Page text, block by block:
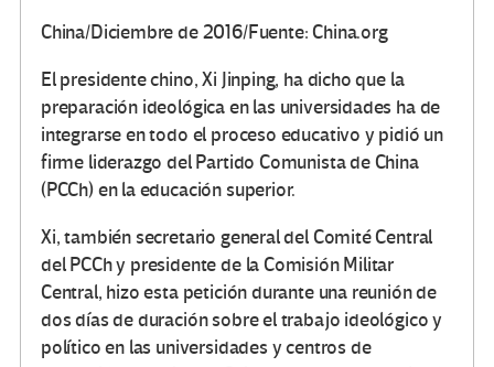
China/Diciembre de 2016/Fuente: China.org
El presidente chino, Xi Jinping, ha dicho que la
preparación ideológica en las universidades ha de
integrarse en todo el proceso educativo y pidió un
firme liderazgo del Partido Comunista de China
(PCCh) en la educación superior.
Xi, también secretario general del Comité Central
del PCCh y presidente de la Comisión Militar
Central, hizo esta petición durante una reunión de
dos días de duración sobre el trabajo ideológico y
político en las universidades y centros de